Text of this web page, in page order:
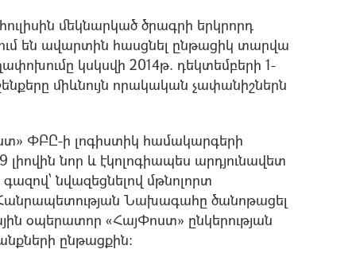
մեկնարկած ծրագրի երկրորդ
են ավարտին հասցնել ընթացիկ տարվա
կսկսվի 2014թ. դեկտեմբերի 1-
միևնույն որակական չափանիշներն
ՓԲԸ-ի լոգիստիկ համակարգերի
նոր և էկոլոգիապես արդյունավետ
նվազեցնելով մթնոլորտ
Նախագահը ծանոթացել
օպերատոր «ՀայՓոստ» ընկերության
ընթացքին: